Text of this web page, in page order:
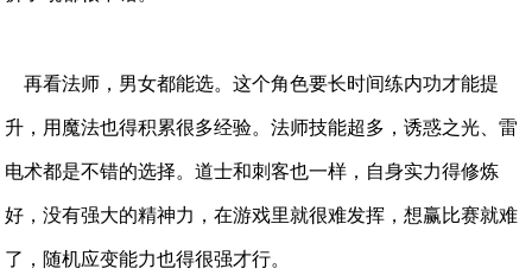
再看法师，男女都能选。这个角色要长时间练内功才能提
升，用魔法也得积累很多经验。法师技能超多，诱惑之光、雷
电术都是不错的选择。道士和刺客也一样，自身实力得修炼
好，没有强大的精神力，在游戏里就很难发挥，想赢比赛就难
了，随机应变能力也得很强才行。